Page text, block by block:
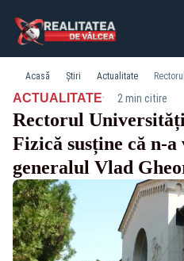
Acasă Știri Actualitate
ACTUALITATE· 2 min citire
Rectorul
Fizică susține că n-
generalul Vlad